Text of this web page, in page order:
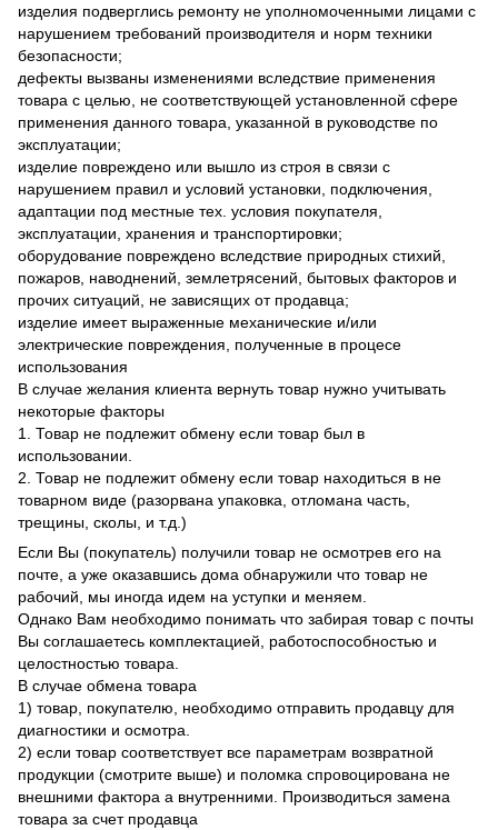
изделия подверглись ремонту не уполномоченными лицами с
нарушением требований производителя и норм техники
безопасности;
дефекты вызваны изменениями вследствие применения
товара с целью, не соответствующей установленной сфере
применения данного товара, указанной в руководстве по
эксплуатации;
изделие повреждено или вышло из строя в связи с
нарушением правил и условий установки, подключения,
адаптации под местные тех. условия покупателя,
эксплуатации, хранения и транспортировки;
оборудование повреждено вследствие природных стихий,
пожаров, наводнений, землетрясений, бытовых факторов и
прочих ситуаций, не зависящих от продавца;
изделие имеет выраженные механические и/или
электрические повреждения, полученные в процесе
использования
В случае желания клиента вернуть товар нужно учитывать
некоторые факторы
1. Товар не подлежит обмену если товар был в
использовании.
2. Товар не подлежит обмену если товар находиться в не
товарном виде (разорвана упаковка, отломана часть,
трещины, сколы, и т.д.)
Если Вы (покупатель) получили товар не осмотрев его на
почте, а уже оказавшись дома обнаружили что товар не
рабочий, мы иногда идем на уступки и меняем.
Однако Вам необходимо понимать что забирая товар с почты
Вы соглашаетесь комплектацией, работоспособностью и
целостностью товара.
В случае обмена товара
1) товар, покупателю, необходимо отправить продавцу для
диагностики и осмотра.
2) если товар соответствует все параметрам возвратной
продукции (смотрите выше) и поломка спровоцирована не
внешними фактора а внутренними. Производиться замена
товара за счет продавца